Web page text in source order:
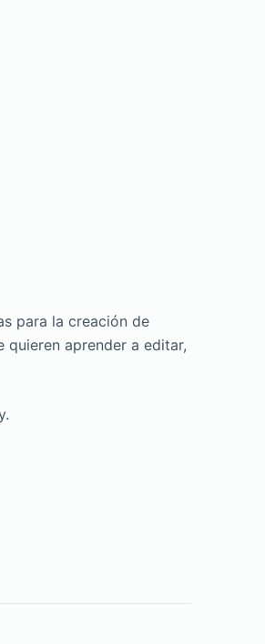
para la creación de
quieren aprender a editar,